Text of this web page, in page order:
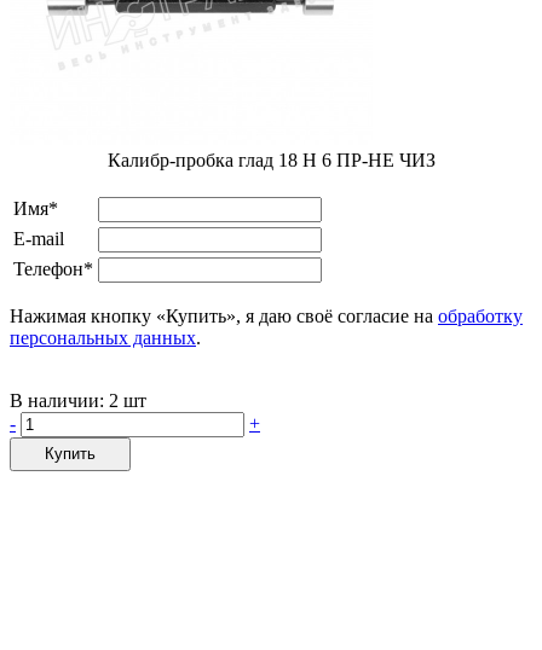
Калибр-пробка глад 18 H 6 ПР-НЕ ЧИЗ
Имя*
E-mail
Телефон*
Нажимая кнопку «Купить», я даю своё согласие на обработку
персональных данных.
В наличии: 2 шт
-
+
Купить